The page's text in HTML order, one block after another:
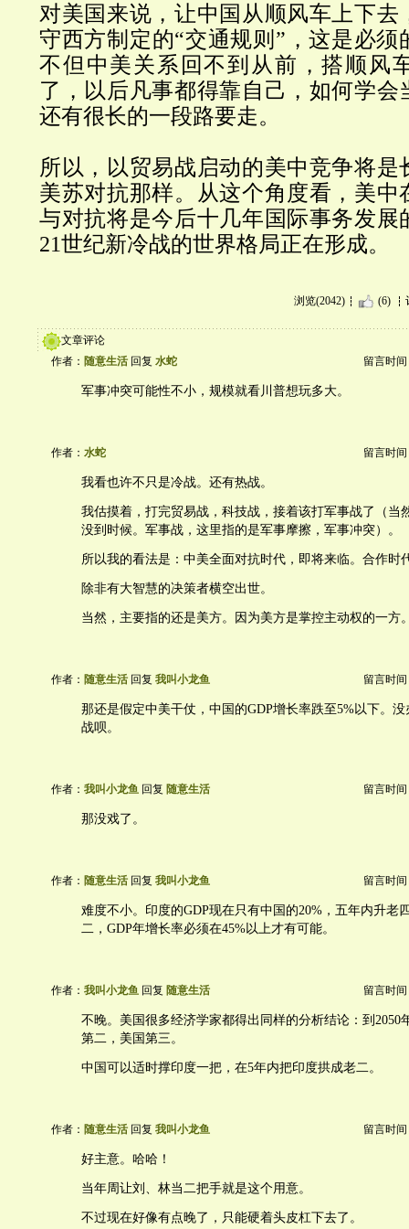
对美国来说，让中国从顺风车上下去
守西方制定的“交通规则 ” ，这是必
不但中美关系回不到从前，搭顺风
了，以后凡事都得靠自己，如何学会
还有很长的一段路要走。
所以， 以贸易战启动的美中竞争将是
美苏对抗那样。从这个角度看，美中
与对抗将是今后十几年国际事务发展
21世纪新冷战的世界格局正在形成。
浏览(2042) (6)
文章评论
作者： 随意生活 回复 水蛇 留言时间
军事冲突可能性不小，规模就看川普想玩多大。
作者： 水蛇 留言时间
我看也许不只是冷战。还有热战。
我估摸着，打完贸易战，科技战，接着该打军事战了（当
没到时候。军事战，这里指的是军事摩擦，军事冲突）。
所以我的看法是：中美全面对抗时代，即将来临。合作时
除非有大智慧的决策者横空出世。
当然，主要指的还是美方。因为美方是掌控主动权的一方
作者： 随意生活 回复 我叫小龙鱼 留言时间
那还是假定中美干仗，中国的GDP增长率跌至5%以下。
战呗。
作者： 我叫小龙鱼 回复 随意生活 留言时间
那没戏了。
作者： 随意生活 回复 我叫小龙鱼 留言时间
难度不小。印度的GDP现在只有中国的20%，五年内升老
二，GDP年增长率必须在45%以上才有可能。
作者： 我叫小龙鱼 回复 随意生活 留言时间
不晚。美国很多经济学家都得出同样的分析结论：到2050
第二，美国第三。
中国可以适时撑印度一把，在5年内把印度拱成老二。
作者： 随意生活 回复 我叫小龙鱼 留言时间
好主意。哈哈！
当年周让刘、林当二把手就是这个用意。
不过现在好像有点晚了，只能硬着头皮杠下去了。